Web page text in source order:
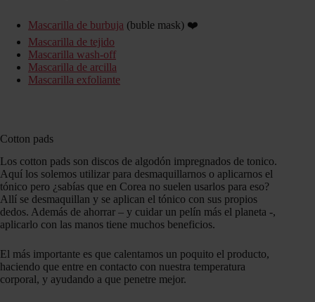
Mascarilla de burbuja (buble mask) ❤️
Mascarilla de tejido
Mascarilla wash-off
Mascarilla de arcilla
Mascarilla exfoliante
Cotton pads
Los cotton pads son discos de algodón impregnados de tonico.
Aquí los solemos utilizar para desmaquillarnos o aplicarnos el
tónico pero ¿sabías que en Corea no suelen usarlos para eso?
Allí se desmaquillan y se aplican el tónico con sus propios
dedos. Además de ahorrar – y cuidar un pelín más el planeta -,
aplicarlo con las manos tiene muchos beneficios.
El más importante es que calentamos un poquito el producto,
haciendo que entre en contacto con nuestra temperatura
corporal, y ayudando a que penetre mejor.